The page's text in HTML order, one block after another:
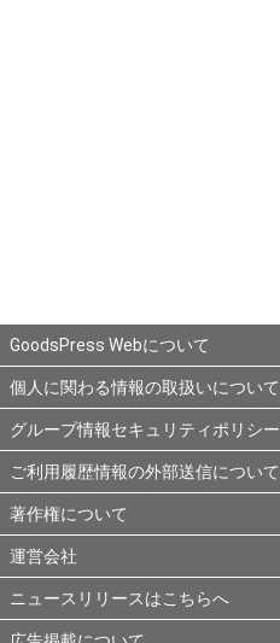
GoodsPress Webについて
個人に関わる情報の取扱いについて
グループ情報セキュリティポリシー
ご利用履歴情報の外部送信について
著作権について
運営会社
ニュースリリースはこちらへ